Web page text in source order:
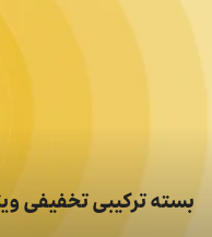
پشتیبانی
بسته ترکیبی تخفیفی